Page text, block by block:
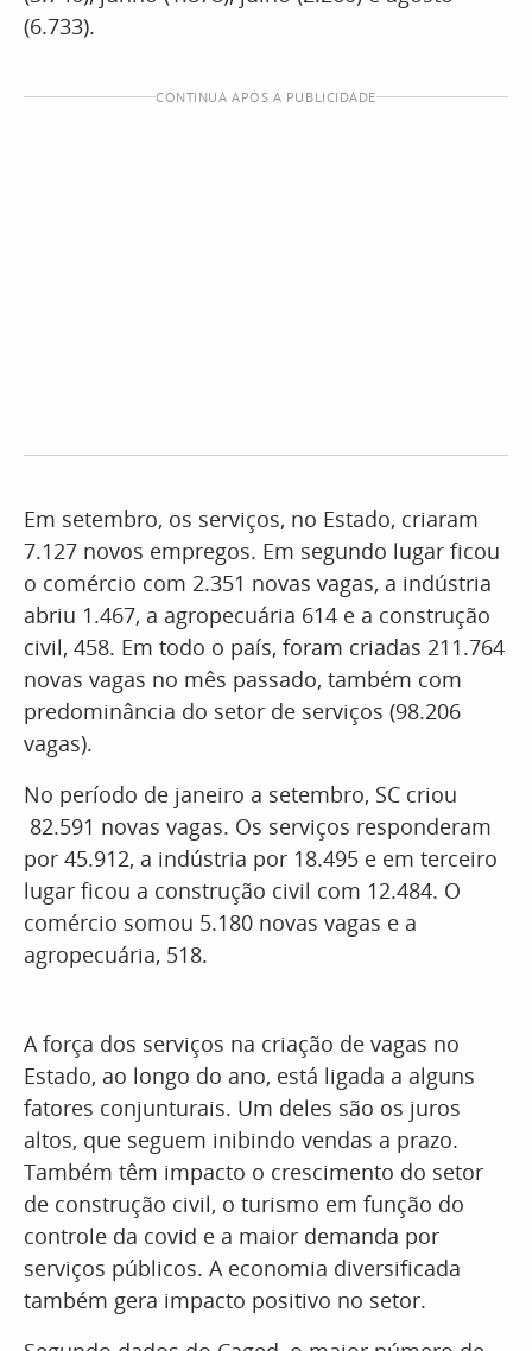
(6.733).
CONTINUA APÓS A PUBLICIDADE
Em setembro, os serviços, no Estado, criaram
7.127 novos empregos. Em segundo lugar ficou
o comércio com 2.351 novas vagas, a indústria
abriu 1.467, a agropecuária 614 e a construção
civil, 458. Em todo o país, foram criadas 211.764
novas vagas no mês passado, também com
predominância do setor de serviços (98.206
vagas).
No período de janeiro a setembro, SC criou
82.591 novas vagas. Os serviços responderam
por 45.912, a indústria por 18.495 e em terceiro
lugar ficou a construção civil com 12.484. O
comércio somou 5.180 novas vagas e a
agropecuária, 518.
A força dos serviços na criação de vagas no
Estado, ao longo do ano, está ligada a alguns
fatores conjunturais. Um deles são os juros
altos, que seguem inibindo vendas a prazo.
Também têm impacto o crescimento do setor
de construção civil, o turismo em função do
controle da covid e a maior demanda por
serviços públicos. A economia diversificada
também gera impacto positivo no setor.